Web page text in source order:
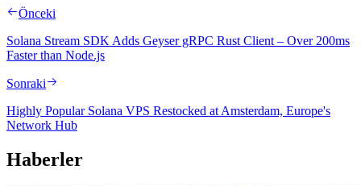
Önceki
Solana Stream SDK Adds Geyser gRPC Rust Client – Over 200ms
Faster than Node.js
Sonraki
Highly Popular Solana VPS Restocked at Amsterdam, Europe's
Network Hub
Haberler